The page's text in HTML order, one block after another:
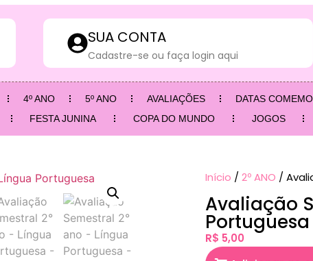
SUA CONTA
Cadastre-se ou faça login aqui
4º ANO 5º ANO AVALIAÇÕES DATAS
FESTA JUNINA COPA DO MUNDO JOGOS
Início /2º ANO /
Avaliação
Portuguesa
R$ 5,00